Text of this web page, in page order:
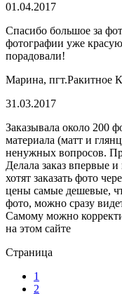
01.04.2017
Спасибо большое за
фотографии уже
порадовали!
Марина, пгт.Ракитное
31.03.2017
Заказывала около 200
материала (матт и
ненужных вопросов.
Делала заказ впервые
хотят заказать фото
цены самые дешевые,
фото, можно сразу
Самому можно
на этом сайте
Страница
1
2